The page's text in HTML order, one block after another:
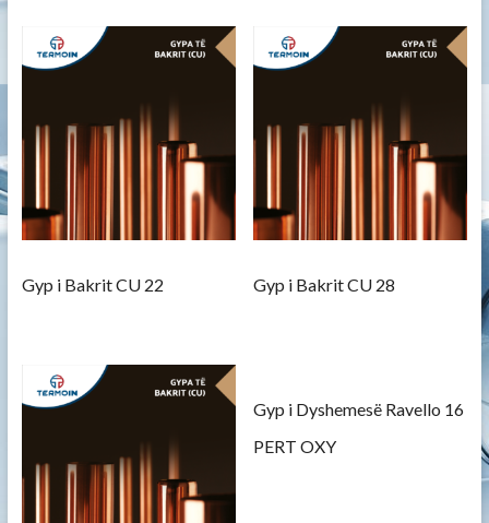
Gyp i Bakrit CU 22 Gyp i Bakrit CU 28
Gyp i Dyshemesë Ravello 16
PERT OXY